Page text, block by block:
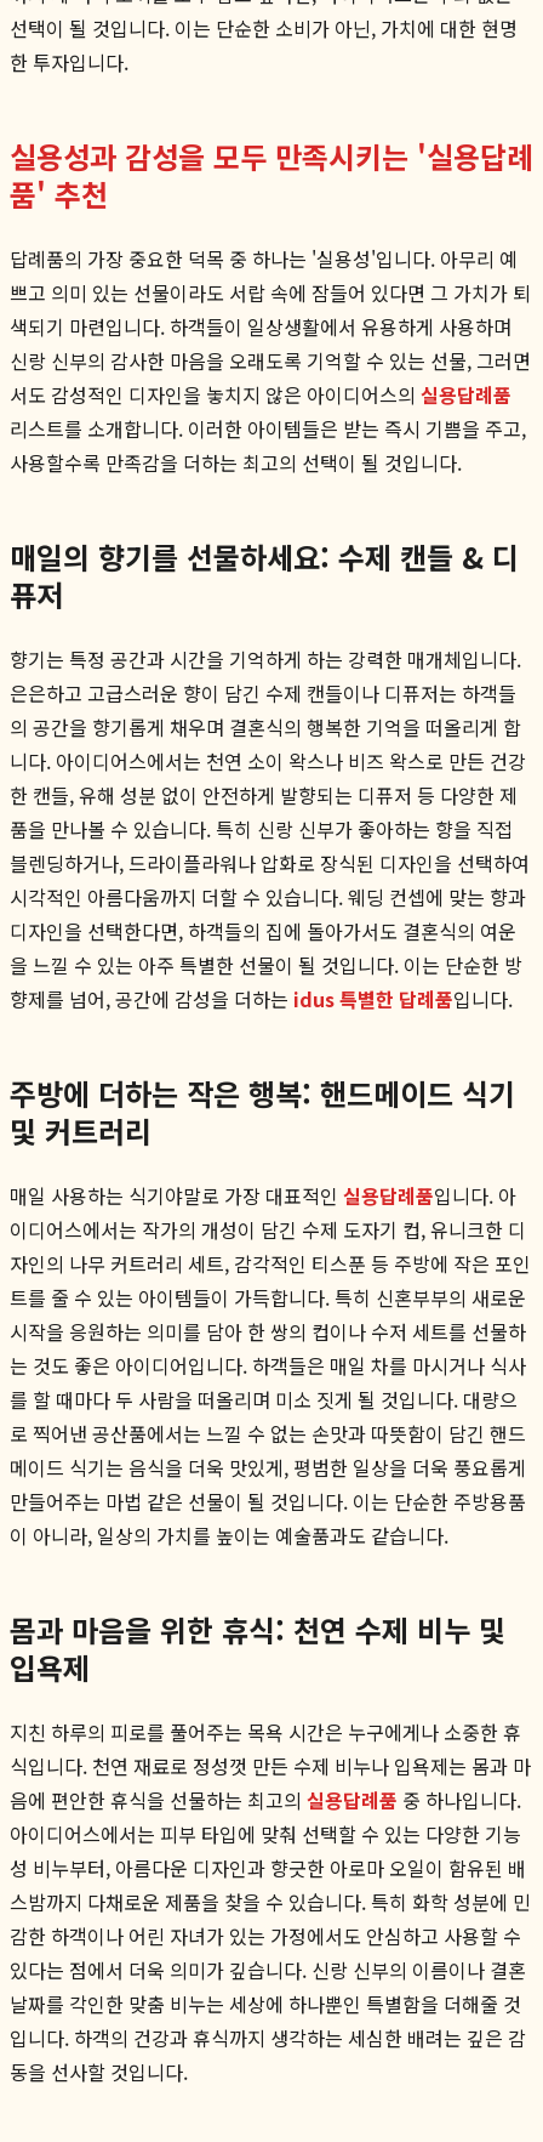
선택이 될 것입니다. 이는 단순한 소비가 아닌, 가치에 대한 현명
한 투자입니다.
실용성과 감성을 모두 만족시키는 '실용답례
품' 추천
답례품의 가장 중요한 덕목 중 하나는 '실용성'입니다. 아무리 예
쁘고 의미 있는 선물이라도 서랍 속에 잠들어 있다면 그 가치가 퇴
색되기 마련입니다. 하객들이 일상생활에서 유용하게 사용하며
신랑 신부의 감사한 마음을 오래도록 기억할 수 있는 선물, 그러면
서도 감성적인 디자인을 놓치지 않은 아이디어스의 실용답례품
리스트를 소개합니다. 이러한 아이템들은 받는 즉시 기쁨을 주고,
사용할수록 만족감을 더하는 최고의 선택이 될 것입니다.
매일의 향기를 선물하세요: 수제 캔들 & 디
퓨저
향기는 특정 공간과 시간을 기억하게 하는 강력한 매개체입니다.
은은하고 고급스러운 향이 담긴 수제 캔들이나 디퓨저는 하객들
의 공간을 향기롭게 채우며 결혼식의 행복한 기억을 떠올리게 합
니다. 아이디어스에서는 천연 소이 왁스나 비즈 왁스로 만든 건강
한 캔들, 유해 성분 없이 안전하게 발향되는 디퓨저 등 다양한 제
품을 만나볼 수 있습니다. 특히 신랑 신부가 좋아하는 향을 직접
블렌딩하거나, 드라이플라워나 압화로 장식된 디자인을 선택하여
시각적인 아름다움까지 더할 수 있습니다. 웨딩 컨셉에 맞는 향과
디자인을 선택한다면, 하객들의 집에 돌아가서도 결혼식의 여운
을 느낄 수 있는 아주 특별한 선물이 될 것입니다. 이는 단순한 방
향제를 넘어, 공간에 감성을 더하는 idus 특별한 답례품입니다.
주방에 더하는 작은 행복: 핸드메이드 식기
및 커트러리
매일 사용하는 식기야말로 가장 대표적인 실용답례품입니다. 아
이디어스에서는 작가의 개성이 담긴 수제 도자기 컵, 유니크한 디
자인의 나무 커트러리 세트, 감각적인 티스푼 등 주방에 작은 포인
트를 줄 수 있는 아이템들이 가득합니다. 특히 신혼부부의 새로운
시작을 응원하는 의미를 담아 한 쌍의 컵이나 수저 세트를 선물하
는 것도 좋은 아이디어입니다. 하객들은 매일 차를 마시거나 식사
를 할 때마다 두 사람을 떠올리며 미소 짓게 될 것입니다. 대량으
로 찍어낸 공산품에서는 느낄 수 없는 손맛과 따뜻함이 담긴 핸드
메이드 식기는 음식을 더욱 맛있게, 평범한 일상을 더욱 풍요롭게
만들어주는 마법 같은 선물이 될 것입니다. 이는 단순한 주방용품
이 아니라, 일상의 가치를 높이는 예술품과도 같습니다.
몸과 마음을 위한 휴식: 천연 수제 비누 및
입욕제
지친 하루의 피로를 풀어주는 목욕 시간은 누구에게나 소중한 휴
식입니다. 천연 재료로 정성껏 만든 수제 비누나 입욕제는 몸과 마
음에 편안한 휴식을 선물하는 최고의 실용답례품 중 하나입니다.
아이디어스에서는 피부 타입에 맞춰 선택할 수 있는 다양한 기능
성 비누부터, 아름다운 디자인과 향긋한 아로마 오일이 함유된 배
스밤까지 다채로운 제품을 찾을 수 있습니다. 특히 화학 성분에 민
감한 하객이나 어린 자녀가 있는 가정에서도 안심하고 사용할 수
있다는 점에서 더욱 의미가 깊습니다. 신랑 신부의 이름이나 결혼
날짜를 각인한 맞춤 비누는 세상에 하나뿐인 특별함을 더해줄 것
입니다. 하객의 건강과 휴식까지 생각하는 세심한 배려는 깊은 감
동을 선사할 것입니다.